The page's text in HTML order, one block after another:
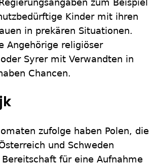
zum Beispiel
Kinder mit ihren
in prekären Situationen.
Angehörige religiöser
Syrer mit Verwandten in
Chancen.
zufolge haben Polen, die
und Schweden
für eine Aufnahme